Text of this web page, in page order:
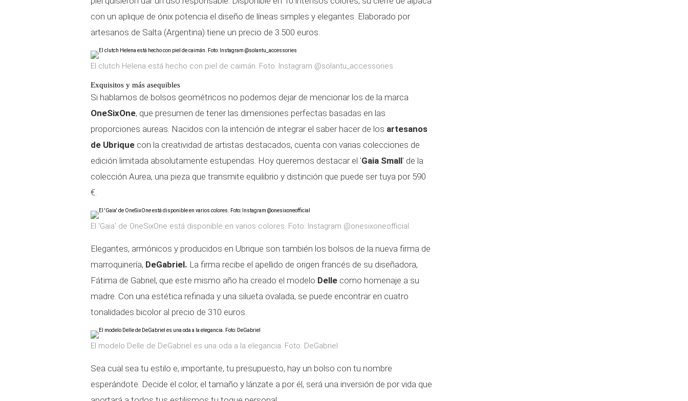
con un aplique de ónix potencia el diseño de líneas simples y elegantes. Elaborado por
artesanos de Salta (Argentina) tiene un precio de 3.500 euros.
El clutch Helena está hecho con piel de caimán. Foto: Instagram @solantu_accessories
Exquisitos y más asequibles
Si hablamos de bolsos geométricos no podemos dejar de mencionar los de la marca
OneSixOne, que presumen de tener las dimensiones perfectas basadas en las
proporciones aureas. Nacidos con la intención de integrar el saber hacer de los artesanos
de Ubrique con la creatividad de artistas destacados, cuenta con varias colecciones de
edición limitada absolutamente estupendas. Hoy queremos destacar el 'Gaia Small' de la
colección Aurea, una pieza que transmite equilibrio y distinción que puede ser tuya por 590
€.
El 'Gaia' de OneSixOne está disponible en varios colores. Foto: Instagram @onesixoneofficial
Elegantes, armónicos y producidos en Ubrique son también los bolsos de la nueva firma de
marroquinería, DeGabriel. La firma recibe el apellido de origen francés de su diseñadora,
Fátima de Gabriel, que este mismo año ha creado el modelo Delle como homenaje a su
madre. Con una estética refinada y una silueta ovalada, se puede encontrar en cuatro
tonalidades bicolor al precio de 310 euros.
El modelo Delle de DeGabriel es una oda a la elegancia. Foto: DeGabriel
Sea cual sea tu estilo e, importante, tu presupuesto, hay un bolso con tu nombre
esperándote. Decide el color, el tamaño y lánzate a por él, será una inversión de por vida que